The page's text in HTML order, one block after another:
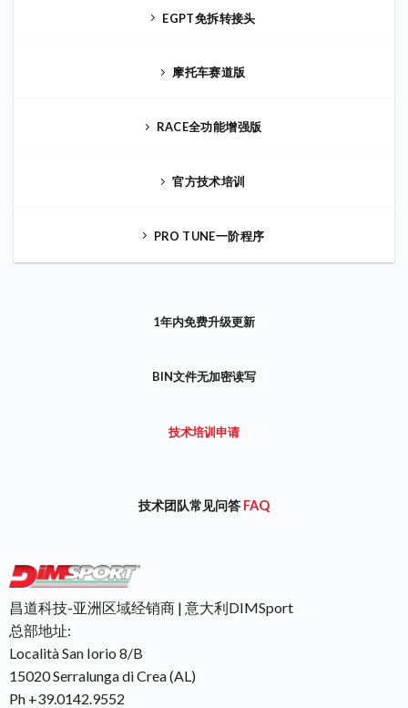
EGPT免拆转接头
摩托车赛道版
RACE全功能增强版
官方技术培训
PRO TUNE一阶程序
1年内免费升级更新
BIN文件无加密读写
技术培训申请
技术团队常见问答 FAQ
昌道科技-亚洲区域经销商 | 意大利DIMSport
总部地址:
Località San Iorio 8/B
15020 Serralunga di Crea (AL)
Ph +39.0142.9552